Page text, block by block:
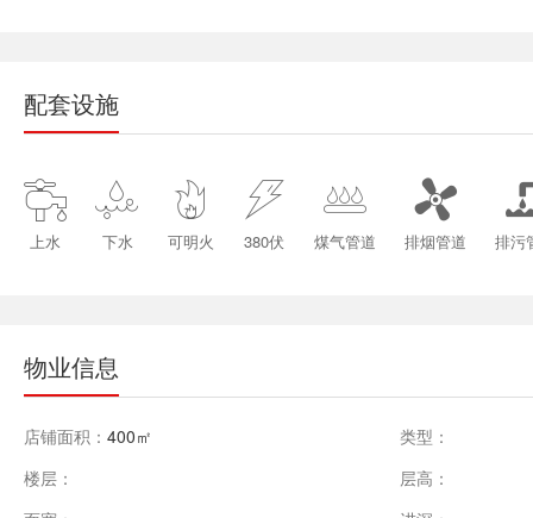
配套设施

上水

下水

可明火

380伏

煤气管道

排烟管道 排污
物业信息
店铺面积： 400㎡
类型：
楼层：
层高：